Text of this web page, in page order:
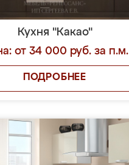
Кухня "Какао"
от 34 000 руб. за п.м.
ПОДРОБНЕЕ